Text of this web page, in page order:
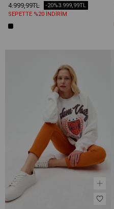
4.999,99TL 3.999,99TL
-20%
SEPETTE %20 İNDİRİM